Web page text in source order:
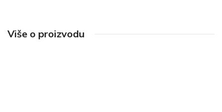
Više o proizvodu